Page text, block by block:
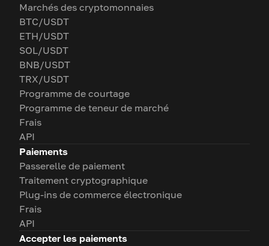
Marchés des cryptomonnaies
BTC/USDT
ETH/USDT
SOL/USDT
BNB/USDT
TRX/USDT
Programme de courtage
Programme de teneur de marché
Frais
API
Paiements
Passerelle de paiement
Traitement cryptographique
Plug-ins de commerce électronique
Frais
API
Accepter les paiements